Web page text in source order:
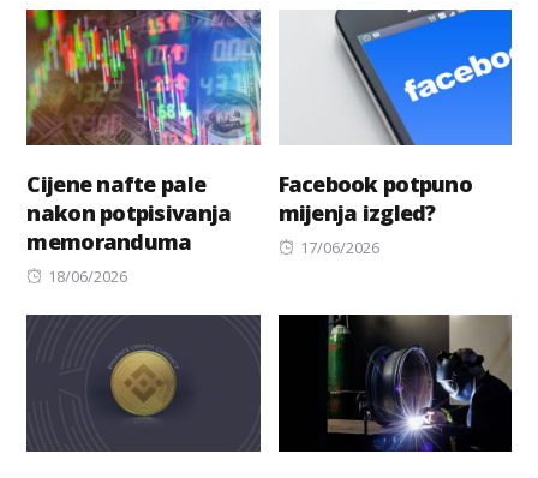
Cijene nafte pale
nakon potpisivanja
memoranduma
Posted
18/06/2026
Facebook potpuno
mijenja izgled?
Posted
17/06/2026